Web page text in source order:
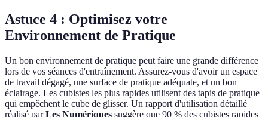
Astuce 4 : Optimisez votre
Environnement de Pratique
Un bon environnement de pratique peut faire une grande différence
lors de vos séances d'entraînement. Assurez-vous d'avoir un espace
de travail dégagé, une surface de pratique adéquate, et un bon
éclairage. Les cubistes les plus rapides utilisent des tapis de pratique
qui empêchent le cube de glisser. Un rapport d'utilisation détaillé
réalisé parLes Numériques suggère que 90 % des cubistes rapides